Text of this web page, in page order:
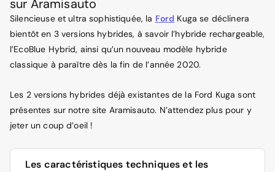
sur Aramisauto
Silencieuse et ultra sophistiquée, la Ford Kuga se déclinera
bientôt en 3 versions hybrides, à savoir l’hybride rechargeable,
l’EcoBlue Hybrid, ainsi qu’un nouveau modèle hybride
classique à paraître dès la fin de l’année 2020.
Les 2 versions hybrides déjà existantes de la Ford Kuga sont
présentes sur notre site Aramisauto. N’attendez plus pour y
jeter un coup d’oeil !
Les caractéristiques techniques et les